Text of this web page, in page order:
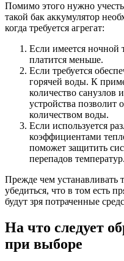
Помимо этого нужно
такой бак аккумулятор
когда требуется агрегат:
Если имеется ночной
платится меньше.
Если требуется
горячей воды. К
количество санузлов
устройства позволит
количеством воды.
Если используется
коэффициентами
поможет защитить
перепадов температур.
Прежде чем устанавливать
убедиться, что в том есть
будут зря потраченные
На что следует
при выборе